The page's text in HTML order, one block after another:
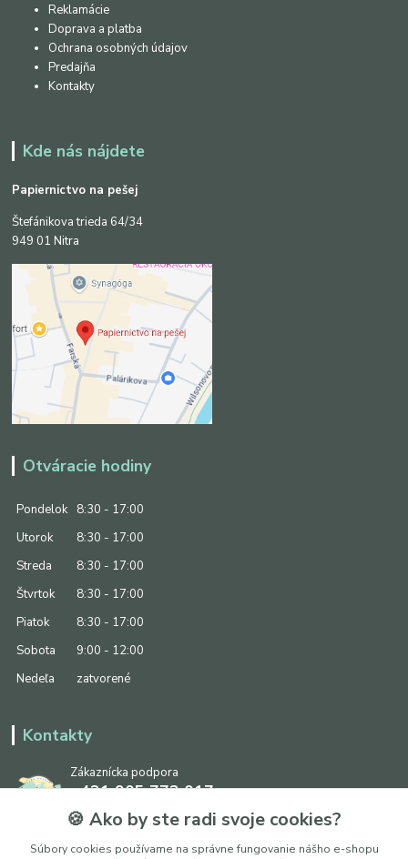
Reklamácie
Doprava a platba
Ochrana osobných údajov
Predajňa
Kontakty
Kde nás nájdete
Papiernictvo na pešej
Štefánikova trieda 64/34
949 01 Nitra
Otváracie hodiny
Pondelok
8:30 - 17:00
Utorok
8:30 - 17:00
Streda
8:30 - 17:00
Štvrtok
8:30 - 17:00
Piatok
8:30 - 17:00
Sobota
9:00 - 12:00
Nedeľa
zatvorené
Kontakty
Zákaznícka podpora
+421 905 773 017
(Po-Pia, 8:30 - 17:00, So: 9:00 - 12:00)
info@ipapier.sk
🍪 Ako by ste radi svoje cookies?
Súbory cookies používame na správne fungovanie nášho e-shopu